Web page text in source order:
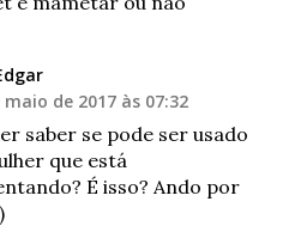
maio de 2017 às 07:32
saber se pode ser usado
que está
É isso? Ando por